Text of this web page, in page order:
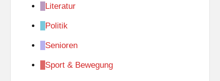
Literatur
Politik
Senioren
Sport & Bewegung